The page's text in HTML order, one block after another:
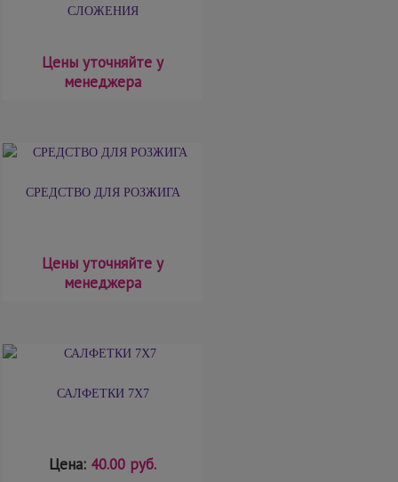
СЛОЖЕНИЯ
Цены уточняйте у
менеджера
СРЕДСТВО ДЛЯ РОЗЖИГА
Цены уточняйте у
менеджера
САЛФЕТКИ 7Х7
Цена: 40.00 руб.